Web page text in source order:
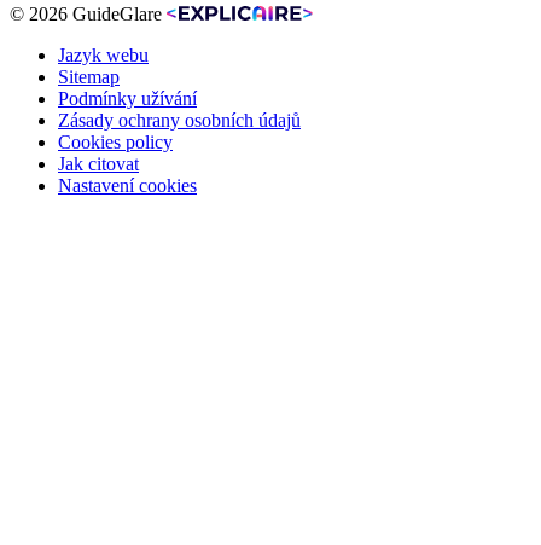
© 2026 GuideGlare
Jazyk webu
Sitemap
Podmínky užívání
Zásady ochrany osobních údajů
Cookies policy
Jak citovat
Nastavení cookies